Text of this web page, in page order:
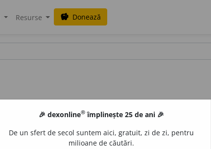
Resurse savings Donează
🎉 dexonline® împlinește 25 de ani 🎉
De un sfert de secol suntem aici, gratuit, zi de zi, pentru
milioane de căutări.